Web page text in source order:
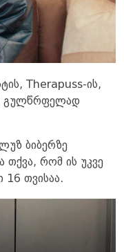
Therapuss-ის,
გულწრფელად
ბიბერზე
თქვა, რომ ის უკვე
16 თვისაა.